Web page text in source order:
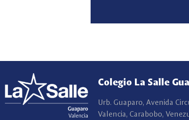
Colegio La Salle
Urb. Guaparo, Avenida
Valencia, Carabobo,